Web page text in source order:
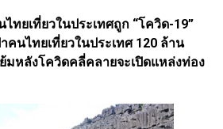
ทยเที่ยวในประเทศถูก “โควิด-19”
คนไทยเที่ยวในประเทศ 120 ล้าน
มหลังโควิดคลี่คลายจะเปิดแหล่งท่อง